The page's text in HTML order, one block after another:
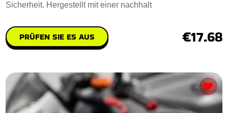
Sicherheit. Hergestellt mit einer nachhalt
PRÜFEN SIE ES AUS €17.68